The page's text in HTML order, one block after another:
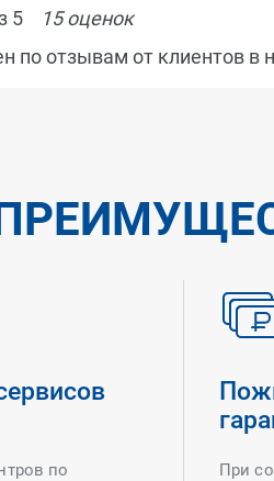
5 15оценок
по отзывам от клиентов в
по
При